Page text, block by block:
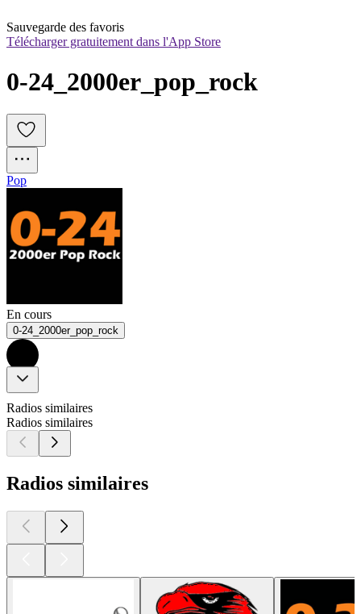
Sauvegarde des favoris
Télécharger gratuitement dans l'App Store
0-24_2000er_pop_rock
Pop
En cours
0-24_2000er_pop_rock
Radios similaires
Radios similaires
Radios similaires